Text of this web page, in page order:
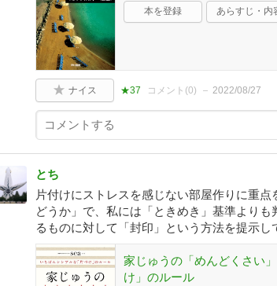
本を登録 あらすじ・内
ナイス ★37 コメント(0) 2022/08/27
とち
片付けにストレスを感じない部屋作りに重
どうか」で、私には「ときめき」基準より
るものに対して「封印」という方法を提示し
家じゅうの「めんどくさい
け」のルール